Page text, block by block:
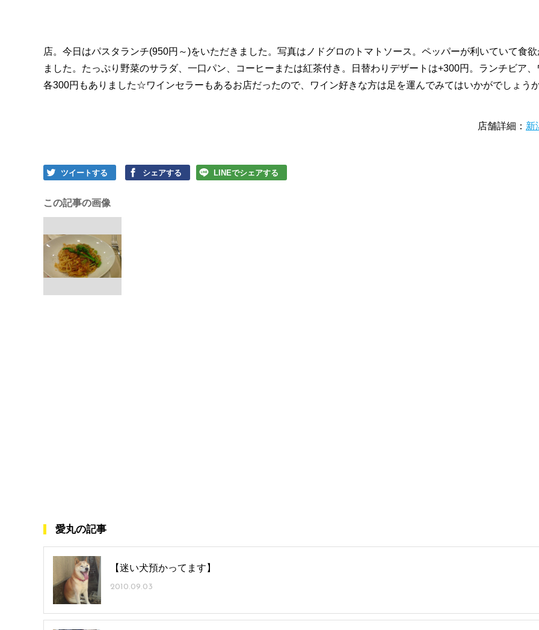
店。今日はパスタランチ(950円～)をいただきました。写真はノドグロのトマトソース。ペッパーが利いていて食欲
ました。たっぷり野菜のサラダ、一口パン、コーヒーまたは紅茶付き。日替わりデザートは+300円。ランチビア、
各300円もありました☆ワインセラーもあるお店だったので、ワイン好きな方は足を運んでみてはいかがでしょうか
店舗詳細： 新
ツイートする シェアする LINEでシェアする
この記事の画像
愛丸の記事
【迷い犬預かってます】
2010.09.03